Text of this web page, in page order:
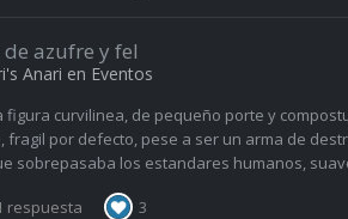
azufre y fel
's Anari en Eventos
figura curvilinea, de pequeño porte y
fragil por defecto, pese a ser un arma de
sobrepasaba los estandares humanos,
respuesta 3